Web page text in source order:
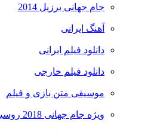
جام جهانی برزیل 2014
آهنگ ایرانی
دانلود فیلم ایرانی
دانلود فیلم خارجی
موسیقی متن بازی و فیلم
ویژه جام جهانی 2018 روسیه